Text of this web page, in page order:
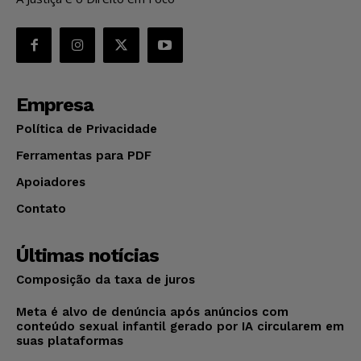
Empresa
Política de Privacidade
Ferramentas para PDF
Apoiadores
Contato
Últimas notícias
Composição da taxa de juros
Meta é alvo de denúncia após anúncios com
conteúdo sexual infantil gerado por IA circularem em
suas plataformas